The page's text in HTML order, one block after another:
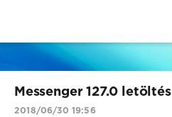
Messenger 127.0 letöltés
2018/06/30 19:56